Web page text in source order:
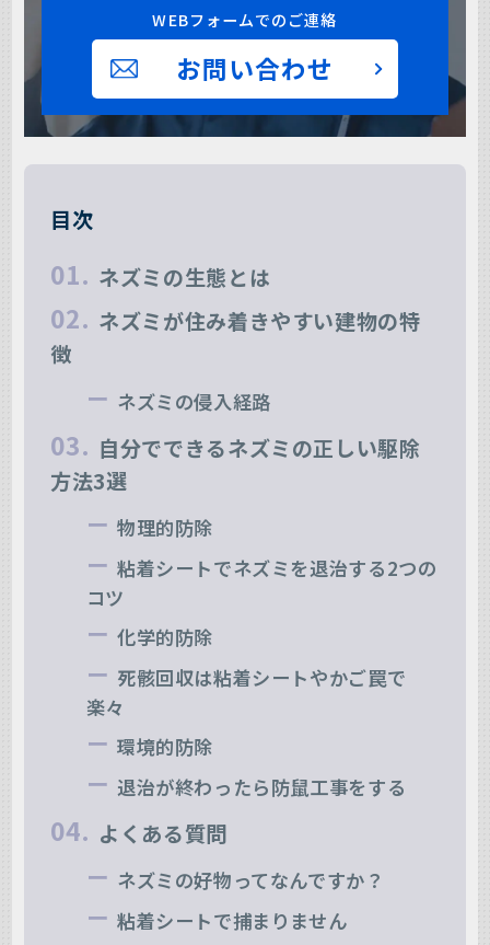
WEBフォームでのご連絡
お問い合わせ
目次
ネズミの生態とは
ネズミが住み着きやすい建物の特
徴
ネズミの侵入経路
自分でできるネズミの正しい駆除
方法3選
物理的防除
粘着シートでネズミを退治する2つの
コツ
化学的防除
死骸回収は粘着シートやかご罠で
楽々
環境的防除
退治が終わったら防鼠工事をする
よくある質問
ネズミの好物ってなんですか？
粘着シートで捕まりません